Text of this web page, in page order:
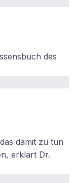
des
damit zu tun
erklärt Dr.